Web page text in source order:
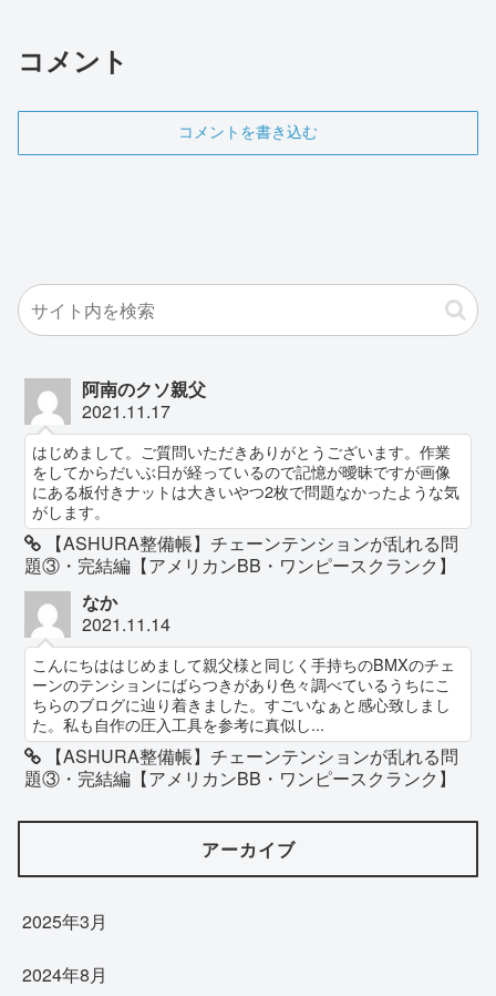
コメント
コメントを書き込む
阿南のクソ親父
2021.11.17
はじめまして。ご質問いただきありがとうございます。作業
をしてからだいぶ日が経っているので記憶が曖昧ですが画像
にある板付きナットは大きいやつ2枚で問題なかったような気
がします。
【ASHURA整備帳】チェーンテンションが乱れる問
題③・完結編【アメリカンBB・ワンピースクランク】
なか
2021.11.14
こんにちははじめまして親父様と同じく手持ちのBMXのチェ
ーンのテンションにばらつきがあり色々調べているうちにこ
ちらのブログに辿り着きました。すごいなぁと感心致しまし
た。私も自作の圧入工具を参考に真似し...
【ASHURA整備帳】チェーンテンションが乱れる問
題③・完結編【アメリカンBB・ワンピースクランク】
アーカイブ
2025年3月
2024年8月